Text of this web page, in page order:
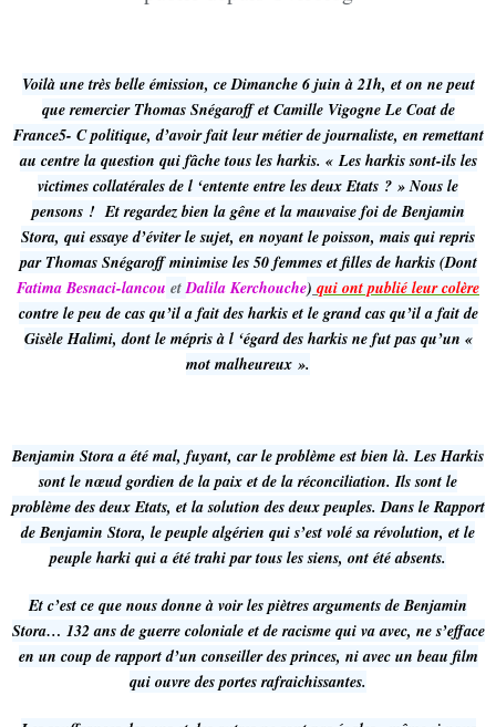
Voilà une très belle émission, ce Dimanche 6 juin à 21h, et on ne peut
que remercier Thomas Snégaroff et Camille Vigogne Le Coat de
France5- C politique, d’avoir fait leur métier de journaliste, en remettant
au centre la question qui fâche tous les harkis. « Les harkis sont-ils les
victimes collatérales de l ‘entente entre les deux Etats ? » Nous le
pensons ! Et regardez bien la gêne et la mauvaise foi de Benjamin
Stora, qui essaye d’éviter le sujet, en noyant le poisson, mais qui repris
par Thomas Snégaroff minimise les 50 femmes et filles de harkis (Dont
Fatima Besnaci-lancou etDalila Kerchouche) qui ont publié leur colère
contre le peu de cas qu’il a fait des harkis et le grand cas qu’il a fait de
Gisèle Halimi, dont le mépris à l ‘égard des harkis ne fut pas qu’un «
mot malheureux ».
Benjamin Stora a été mal, fuyant, car le problème est bien là. Les Harkis
sont le nœud gordien de la paix et de la réconciliation. Ils sont le
problème des deux Etats, et la solution des deux peuples. Dans le Rapport
de Benjamin Stora, le peuple algérien qui s’est volé sa révolution, et le
peuple harki qui a été trahi par tous les siens, ont été absents.
Et c’est ce que nous donne à voir les piètres arguments de Benjamin
Stora… 132 ans de guerre coloniale et de racisme qui va avec, ne s’efface
en un coup de rapport d’un conseiller des princes, ni avec un beau film
qui ouvre des portes rafraichissantes.